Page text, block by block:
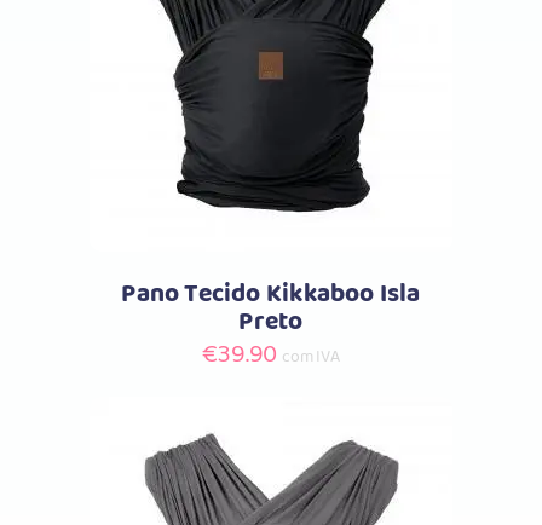
Comprar
Pano Tecido Kikkaboo Isla
Preto
€39.90 com IVA